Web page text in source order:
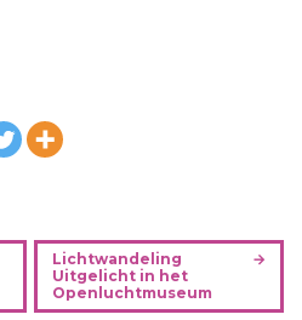
Lichtwandeling
Uitgelicht in het
Openluchtmuseum